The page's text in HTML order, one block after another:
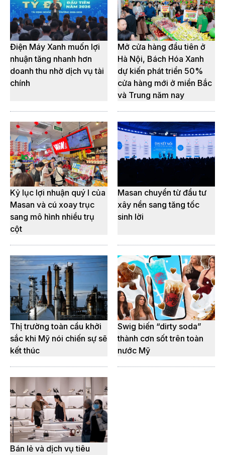
Điện Máy Xanh muốn lợi
nhuận tăng nhanh hơn
doanh thu nhờ dịch vụ tài
chính
Mở cửa hàng đầu tiên ở
Hà Nội, Bách Hóa Xanh
dự kiến phát triển 50%
cửa hàng mới ở miền Bắc
và Trung năm nay
Kỷ lục lợi nhuận quý I của
Masan và cú xoay trục
sang mô hình nhiều trụ
cột
Masan chuyển từ đầu tư
xây nền sang tăng tốc
sinh lời
Thị trường toàn cầu khởi
sắc khi Mỹ nói chiến sự sẽ
kết thúc
Swig biến “dirty soda”
thành cơn sốt trên toàn
nước Mỹ
Bán lẻ và dịch vụ tiêu